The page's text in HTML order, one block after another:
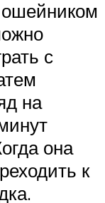
ошейником
с
на
она
к